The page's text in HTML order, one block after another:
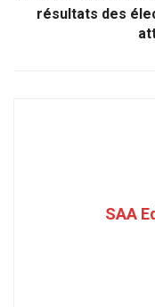
résultats des
SAA